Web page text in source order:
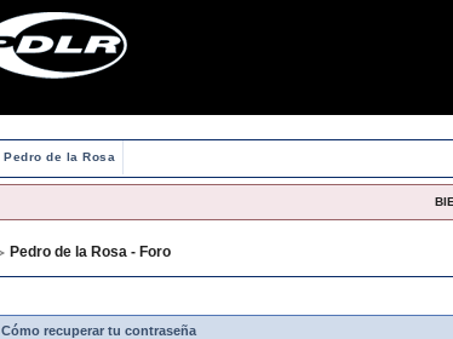
Pedro de la Rosa
Pedro de la Rosa - Foro
Cómo recuperar tu contraseña